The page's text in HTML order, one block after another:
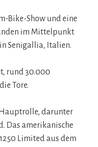
Bike-Show und eine
im Mittelpunkt
Senigallia, Italien.
rund 30.000
Tore.
darunter
Das amerikanische
Limited aus dem